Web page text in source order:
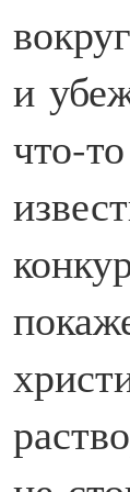
и
что-